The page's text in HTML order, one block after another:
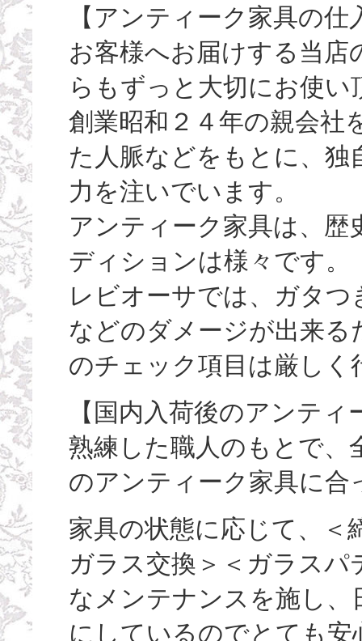
【アンティーク家具の
お客様へお届けする当
らもずっと大切にお使
創業昭和２４年の親会社
た人脈などをもとに、
力を注いでいます。
アンティーク家具は、
ディションは様々です。
レビオーサでは、ガタ
などのダメージが出来
のチェック項目は厳し
【国内入荷後のアンテ
熟練した職人のもとで
のアンティーク家具に
家具の状態に応じて、＜
ガラス交換＞＜ガラスパ
なメンテナンスを施し
にしているのでとても安